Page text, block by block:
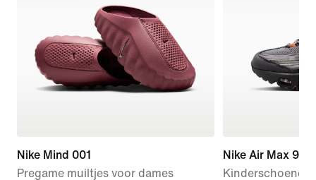
Nike Mind 001
Pregame muiltjes voor dames
Nike Air Max 95
Kinderschoenen